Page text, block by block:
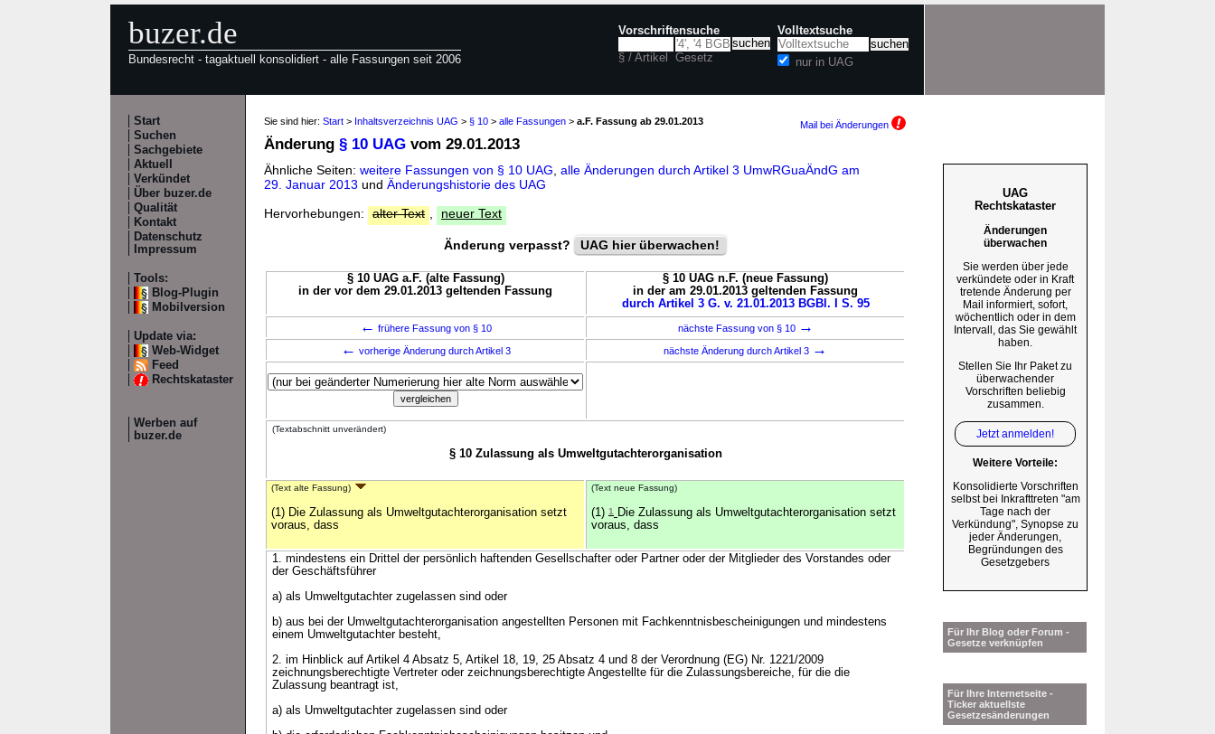
buzer.de
Bundesrecht - tagaktuell konsolidiert - alle Fassungen seit 2006
Vorschriftensuche
§ / Artikel Gesetz
Volltextsuche
nur in UAG
Start
Suchen
Sachgebiete
Aktuell
Verkündet
Über buzer.de
Qualität
Kontakt
Datenschutz
Impressum
Tools:
Blog-Plugin
Mobilversion
Update via:
Web-Widget
Feed
Rechtskataster
Werben auf
buzer.de
Sie sind hier: Start > Inhaltsverzeichnis UAG > § 10 > alle Fassungen > a.F. Fassung ab 29.01.2013 Mail bei Änderungen
Änderung § 10 UAG vom 29.01.2013
Ähnliche Seiten: weitere Fassungen von § 10 UAG alle Änderungen durch Artikel 3 UmwRGuaÄndG am
29. Januar 2013 und Änderungshistorie des UAG
Hervorhebungen:
alter Text neuer Text
Änderung verpasst? UAG hier überwachen!
§ 10 UAG a.F. (alte Fassung)
in der vor dem 29.01.2013 geltenden Fassung
§ 10 UAG n.F. (neue Fassung)
in der am 29.01.2013 geltenden Fassung
durch Artikel 3 G. v. 21.01.2013 BGBl. I S. 95
← frühere Fassung von § 10 nächste Fassung von § 10 →
← vorherige Änderung durch Artikel 3 nächste Änderung durch Artikel 3 →
(Textabschnitt unverändert)
§ 10 Zulassung als Umweltgutachterorganisation
(Text alte Fassung)
(1) Die Zulassung als Umweltgutachterorganisation setzt
voraus, dass
(Text neue Fassung)
(1) 1
Die Zulassung als Umweltgutachterorganisation setzt
voraus, dass
1. mindestens ein Drittel der persönlich haftenden Gesellschafter oder Partner oder der Mitglieder des Vorstandes oder
der Geschäftsführer
a) als Umweltgutachter zugelassen sind oder
b) aus bei der Umweltgutachterorganisation angestellten Personen mit Fachkenntnisbescheinigungen und mindestens
einem Umweltgutachter besteht,
2. im Hinblick auf Artikel 4 Absatz 5, Artikel 18, 19, 25 Absatz 4 und 8 der Verordnung (EG) Nr. 1221/2009
zeichnungsberechtigte Vertreter oder zeichnungsberechtigte Angestellte für die Zulassungsbereiche, für die die
Zulassung beantragt ist,
a) als Umweltgutachter zugelassen sind oder
UAG
Rechtskataster
Änderungen
überwachen
Sie werden über jede
verkündete oder in Kraft
tretende Änderung per
Mail informiert, sofort,
wöchentlich oder in dem
Intervall, das Sie gewählt
haben.
Stellen Sie Ihr Paket zu
überwachender
Vorschriften beliebig
zusammen.
Jetzt anmelden!
Weitere Vorteile:
Konsolidierte Vorschriften
selbst bei Inkrafttreten "am
Tage nach der
Verkündung", Synopse zu
jeder Änderungen,
Begründungen des
Gesetzgebers
Für Ihr Blog oder Forum -
Gesetze verknüpfen
Für Ihre Internetseite -
Ticker aktuellste
Gesetzesänderungen